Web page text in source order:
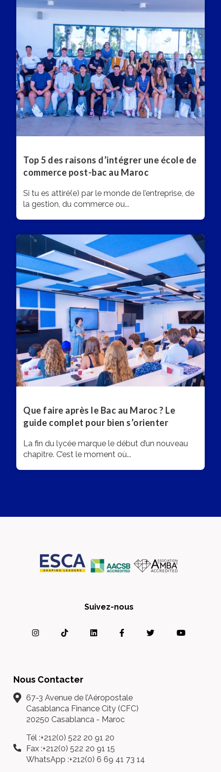
Top 5 des raisons d’intégrer une école de
commerce post-bac au Maroc
Si tu es attiré(e) par le monde de l’entreprise, de
la gestion, du commerce ou...
Que faire après le Bac au Maroc ? Le
guide complet pour bien s’orienter
La fin du lycée marque le début d’un nouveau
chapitre. C’est le moment où...
Suivez-nous
Nous Contacter
67-3 Avenue de l’Aéropostale
Casablanca Finance City (CFC)
20250 Casablanca - Maroc
Tél :+212(0) 522 20 91 20
Fax :+212(0) 522 20 91 15
WhatsApp :+212(0) 6 69 41 73 14